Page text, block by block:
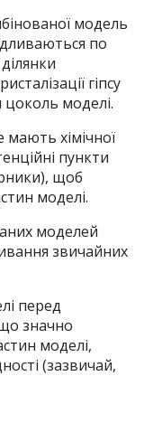
модель
по
гіпсу
моделі.
мають хімічної
пункти
щоб
моделі.
моделей
звичайних
перед
значно
моделі,
(зазвичай,